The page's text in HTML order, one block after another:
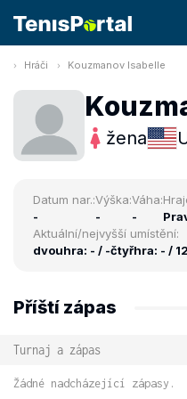
Hráči Kouzmanov Isabelle
žena
Datum nar.:
-
Výška:
-
Váha:
-
Aktuální/nejvyšší umístění:
dvouhra: - / -čtyřhra: - /
Příští zápas
Turnaj a zápas
Žádné nadcházející zápasy.